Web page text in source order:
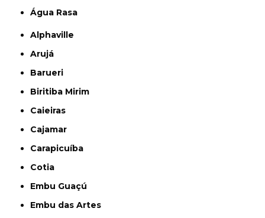
Água Rasa
Alphaville
Arujá
Barueri
Biritiba Mirim
Caieiras
Cajamar
Carapicuíba
Cotia
Embu Guaçú
Embu das Artes